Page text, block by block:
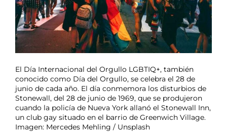
El Día Internacional del Orgullo LGBTIQ+, también
conocido como Día del Orgullo, se celebra el 28 de
junio de cada año. El día conmemora los disturbios de
Stonewall, del 28 de junio de 1969, que se produjeron
cuando la policía de Nueva York allanó el Stonewall Inn,
un club gay situado en el barrio de Greenwich Village.
Imagen: Mercedes Mehling / Unsplash